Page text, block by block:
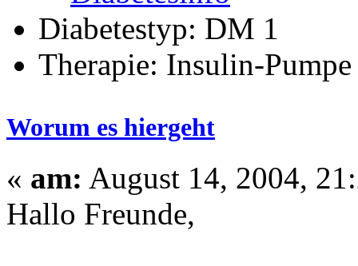
Diabetestyp: DM 1
Therapie: Insulin-Pumpe
Worum es hiergeht
« am: August 14, 2004,
Hallo Freunde,